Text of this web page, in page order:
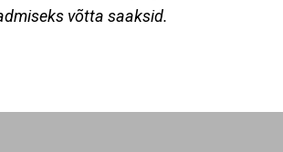
võtta saaksid.